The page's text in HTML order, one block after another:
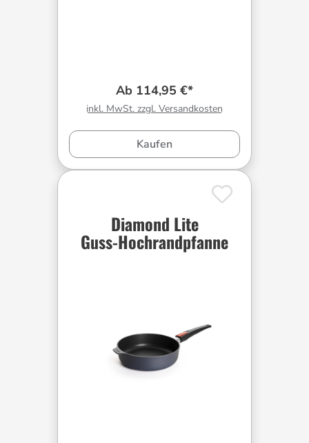
Ab 114,95 €*
inkl. MwSt. zzgl. Versandkosten
Kaufen
Diamond Lite
Guss-Hochrandpfanne